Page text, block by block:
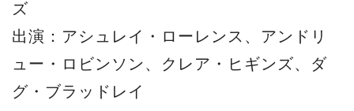
ズ
出演：アシュレイ・ローレンス、アンドリ
ュー・ロビンソン、クレア・ヒギンズ、ダ
グ・ブラッドレイ